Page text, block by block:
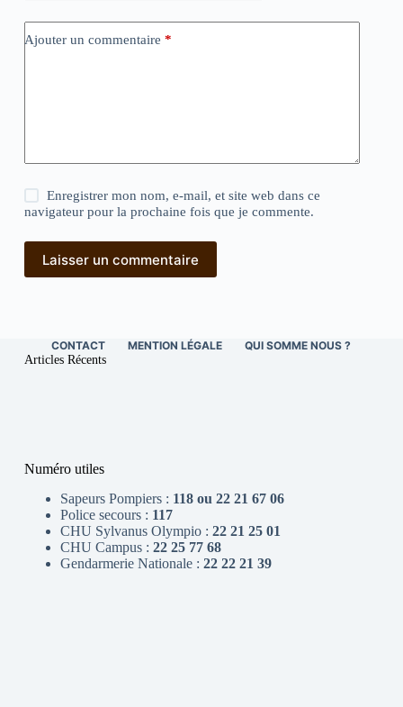
Ajouter un commentaire *
Enregistrer mon nom, e-mail, et site web dans ce
navigateur pour la prochaine fois que je commente.
Laisser un commentaire
CONTACT MENTION LÉGALE QUI SOMME NOUS ?
Articles Récents
Numéro utiles
Sapeurs Pompiers : 118 ou 22 21 67 06
Police secours : 117
CHU Sylvanus Olympio : 22 21 25 01
CHU Campus : 22 25 77 68
Gendarmerie Nationale : 22 22 21 39